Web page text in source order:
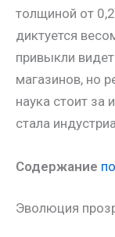
толщиной от
диктуется
привыкли
магазинов, но
наука стоит за
стала
Содержание
Эволюция